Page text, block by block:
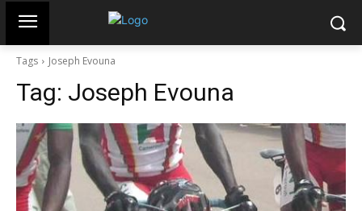
Tags Joseph Evouna
Tag: Joseph Evouna